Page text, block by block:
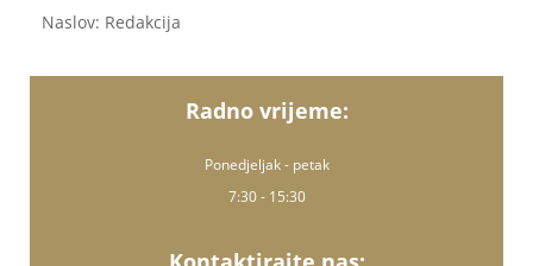
Naslov: Redakcija
Radno vrijeme:
Ponedjeljak - petak
7:30 - 15:30